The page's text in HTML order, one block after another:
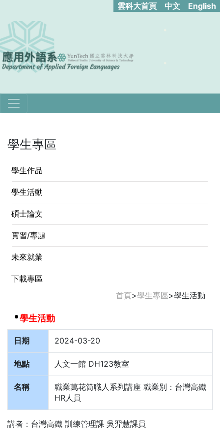
雲科大首頁 中文 English
學生專區
學生作品
學生活動
碩士論文
實習/專題
未來就業
下載專區
學生活動
首頁>學生專區>學生活動
日期 2024-03-20
地點 人文一館 DH123教室
名稱
職業萬花筒職人系列講座 職業別：台灣高鐵
HR人員
講者：台灣高鐵 訓練管理課 吳羿慧課員